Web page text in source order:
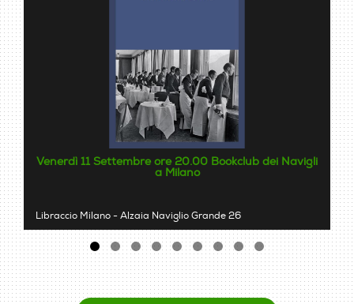
Venerdì 11 Settembre ore 20.00 Bookclub dei Navigli
a Milano
Libraccio Milano - Alzaia Naviglio Grande 26